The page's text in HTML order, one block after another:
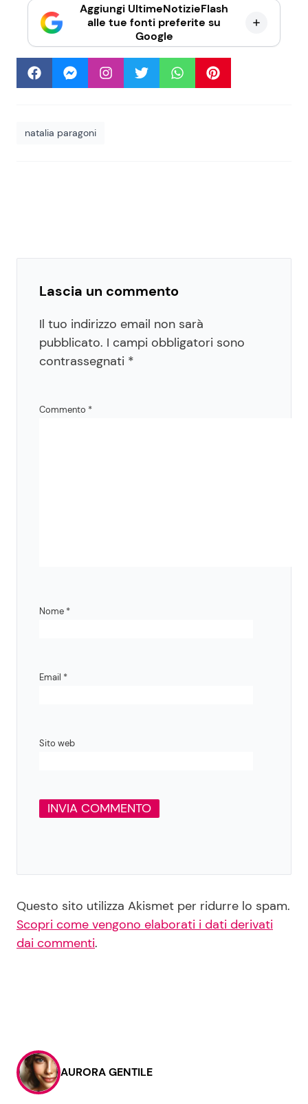
Aggiungi UltimeNotizieFlash
alle tue fonti preferite su
Google
natalia paragoni
Lascia un commento
Il tuo indirizzo email non sarà
pubblicato. I campi obbligatori sono
contrassegnati *
Commento *
Nome *
Email *
Sito web
Questo sito utilizza Akismet per ridurre lo spam.
Scopri come vengono elaborati i dati derivati
dai commenti.
AURORA GENTILE